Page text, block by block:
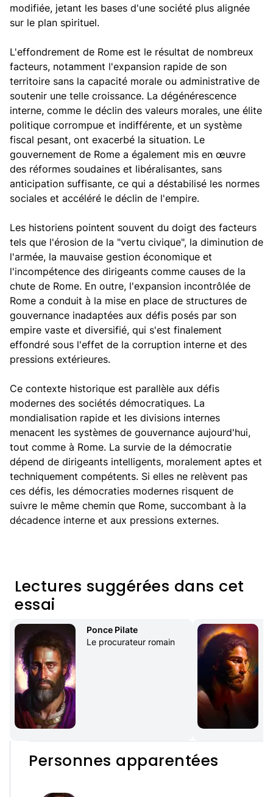
modifiée, jetant les bases d'une société plus alignée
sur le plan spirituel.
L'effondrement de Rome est le résultat de nombreux
facteurs, notamment l'expansion rapide de son
territoire sans la capacité morale ou administrative de
soutenir une telle croissance. La dégénérescence
interne, comme le déclin des valeurs morales, une élite
politique corrompue et indifférente, et un système
fiscal pesant, ont exacerbé la situation. Le
gouvernement de Rome a également mis en œuvre
des réformes soudaines et libéralisantes, sans
anticipation suffisante, ce qui a déstabilisé les normes
sociales et accéléré le déclin de l'empire.
Les historiens pointent souvent du doigt des facteurs
tels que l'érosion de la "vertu civique", la diminution de
l'armée, la mauvaise gestion économique et
l'incompétence des dirigeants comme causes de la
chute de Rome. En outre, l'expansion incontrôlée de
Rome a conduit à la mise en place de structures de
gouvernance inadaptées aux défis posés par son
empire vaste et diversifié, qui s'est finalement
effondré sous l'effet de la corruption interne et des
pressions extérieures.
Ce contexte historique est parallèle aux défis
modernes des sociétés démocratiques. La
mondialisation rapide et les divisions internes
menacent les systèmes de gouvernance aujourd'hui,
tout comme à Rome. La survie de la démocratie
dépend de dirigeants intelligents, moralement aptes et
techniquement compétents. Si elles ne relèvent pas
ces défis, les démocraties modernes risquent de
suivre le même chemin que Rome, succombant à la
décadence interne et aux pressions externes.
Lectures suggérées dans cet
essai
Ponce Pilate
Le procurateur romain
Personnes apparentées